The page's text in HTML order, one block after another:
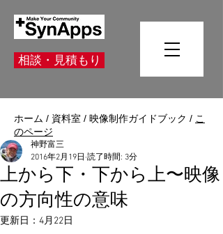
相談・見積もり
ホーム / 資料室 / 映像制作ガイドブック / こ
のページ
上から下・下から上〜映像
の方向性の意味
神野富三
2016年2月19日 読了時間: 3分
更新日： 4月22日